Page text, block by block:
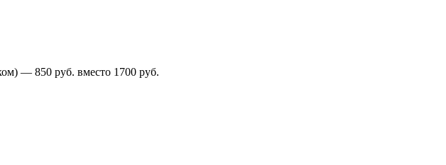
— 850 руб. вместо 1700 руб.